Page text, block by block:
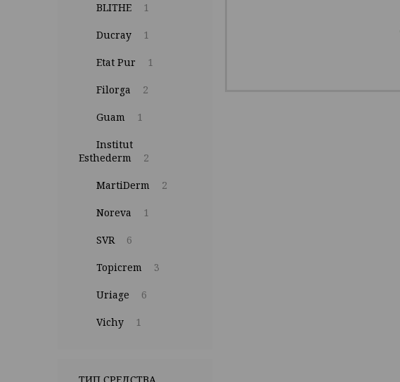
BLITHE 1
Ducray 1
Etat Pur 1
Filorga 2
Guam 1
Institut
Esthederm
2
MartiDerm 2
Noreva 1
SVR 6
Topicrem 3
Uriage 6
Vichy 1